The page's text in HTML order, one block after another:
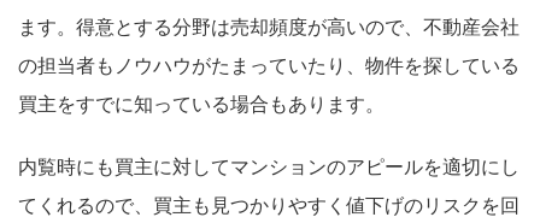
ます。得意とする分野は売却頻度が高いので、不動産会社
の担当者もノウハウがたまっていたり、物件を探している
買主をすでに知っている場合もあります。
内覧時にも買主に対してマンションのアピールを適切にし
てくれるので、買主も見つかりやすく値下げのリスクを回